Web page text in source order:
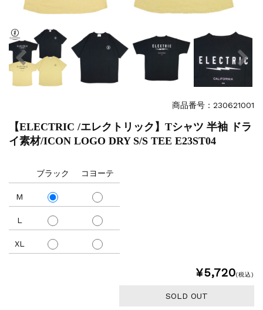
商品番号：230621001
【ELECTRIC /エレクトリック】Tシャツ 半袖 ドラ
イ素材/ICON LOGO DRY S/S TEE E23ST04
M
L
XL
ブラック コヨーテ
¥5,720(税込)
SOLD OUT